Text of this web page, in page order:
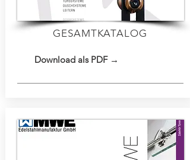
GESAMTKATALOG
Download als PDF →